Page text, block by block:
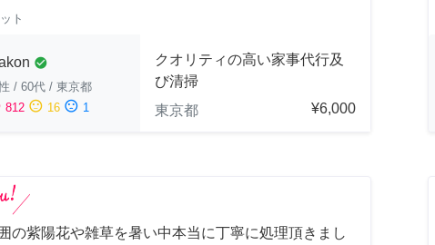
ト
check_circle
/ 60代 / 東京都
812 sentiment_neutral 16 sentiment_dissatisfied 1
クオリティの高い家事代行及
び清掃
東京都
¥6,000
の紫陽花や雑草を暑い中本当に丁寧に処理頂きまし